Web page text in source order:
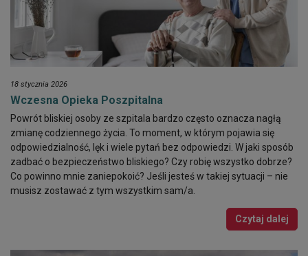
18 stycznia 2026
Wczesna Opieka Poszpitalna
Powrót bliskiej osoby ze szpitala bardzo często oznacza nagłą
zmianę codziennego życia. To moment, w którym pojawia się
odpowiedzialność, lęk i wiele pytań bez odpowiedzi. W jaki sposób
zadbać o bezpieczeństwo bliskiego? Czy robię wszystko dobrze?
Co powinno mnie zaniepokoić? Jeśli jesteś w takiej sytuacji – nie
musisz zostawać z tym wszystkim sam/a.
Czytaj dalej